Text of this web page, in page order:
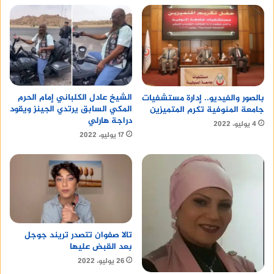
منه كنفايات، أما الدهن يستخدم فى الأغراض الطبية
للعظام والروماتيزم ويتعالج بطريقة معينة.
هل يمكن تربيته على الأسطح؟
بالصور والفيديو.. إدارة مستشفيات
جامعة المنوفية تكرم المتميزين
4 يوليو، 2022
الشيخ عادل الكلباني إمام الحرم
المكي السابق يرتدي الجينز ويقود
دراجة هارلي
17 يوليو، 2022
تالا صفوان تتصدر تريند جوجل
بعد القبض عليها
26 يوليو، 2022